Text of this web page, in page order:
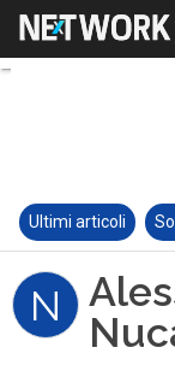
Ultimi articoli
N